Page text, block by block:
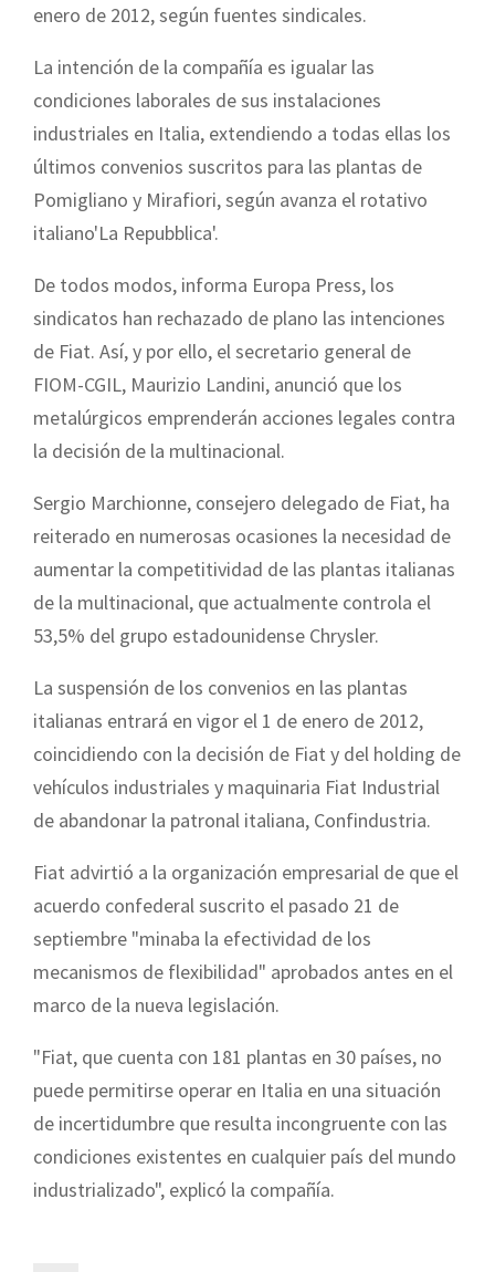
enero de 2012, según fuentes sindicales.
La intención de la compañía es igualar las
condiciones laborales de sus instalaciones
industriales en Italia, extendiendo a todas ellas los
últimos convenios suscritos para las plantas de
Pomigliano y Mirafiori, según avanza el rotativo
italiano'La Repubblica'.
De todos modos, informa Europa Press, los
sindicatos han rechazado de plano las intenciones
de Fiat. Así, y por ello, el secretario general de
FIOM-CGIL, Maurizio Landini, anunció que los
metalúrgicos emprenderán acciones legales contra
la decisión de la multinacional.
Sergio Marchionne, consejero delegado de Fiat, ha
reiterado en numerosas ocasiones la necesidad de
aumentar la competitividad de las plantas italianas
de la multinacional, que actualmente controla el
53,5% del grupo estadounidense Chrysler.
La suspensión de los convenios en las plantas
italianas entrará en vigor el 1 de enero de 2012,
coincidiendo con la decisión de Fiat y del holding de
vehículos industriales y maquinaria Fiat Industrial
de abandonar la patronal italiana, Confindustria.
Fiat advirtió a la organización empresarial de que el
acuerdo confederal suscrito el pasado 21 de
septiembre "minaba la efectividad de los
mecanismos de flexibilidad" aprobados antes en el
marco de la nueva legislación.
"Fiat, que cuenta con 181 plantas en 30 países, no
puede permitirse operar en Italia en una situación
de incertidumbre que resulta incongruente con las
condiciones existentes en cualquier país del mundo
industrializado", explicó la compañía.